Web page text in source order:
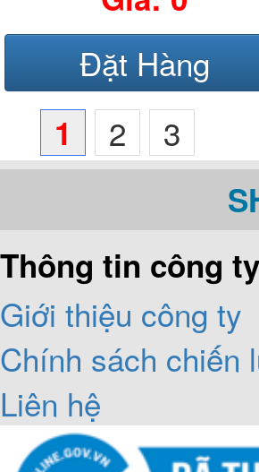
Đặt Hàng
1
2
3
Thông tin công ty
Giới thiệu công ty
Chính sách chiến
Liên hệ